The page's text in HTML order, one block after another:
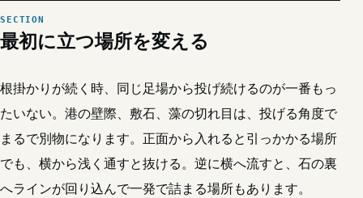
最初に立つ場所を変える
根掛かりが続く時、同じ足場から投げ続けるのが一番もっ
たいない。港の壁際、敷石、藻の切れ目は、投げる角度で
まるで別物になります。正面から入れると引っかかる場所
でも、横から浅く通すと抜ける。逆に横へ流すと、石の裏
へラインが回り込んで一発で詰まる場所もあります。